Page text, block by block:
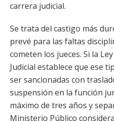
carrera judicial.
Se trata del castigo más
prevé para las faltas
cometen los jueces. Si la
Judicial establece que ese
ser sancionadas con
suspensión en la función
máximo de tres años y
Ministerio Público